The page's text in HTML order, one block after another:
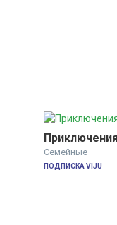
Семейные
ПОДПИСКА VIJU